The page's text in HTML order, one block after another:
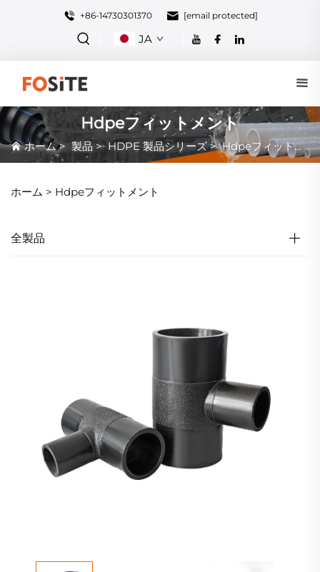
+86-14730301370 [email protected]
JA
Hdpeフィットメント
ホーム> 製品 > HDPE 製品シリーズ>Hdpeフィットメント
ホーム > Hdpeフィットメント
全製品